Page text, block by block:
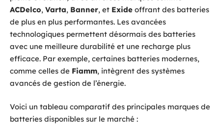
ACDelco, Varta, Banner, et Exide offrant des batteries
de plus en plus performantes. Les avancées
technologiques permettent désormais des batteries
avec une meilleure durabilité et une recharge plus
efficace. Par exemple, certaines batteries modernes,
comme celles de Fiamm, intègrent des systèmes
avancés de gestion de l’énergie.
Voici un tableau comparatif des principales marques de
batteries disponibles sur le marché :